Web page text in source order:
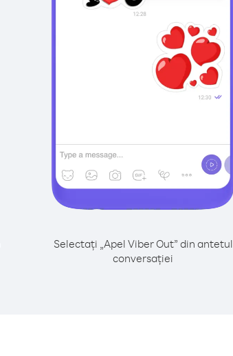
Selectați „Apel Viber Out” din antetul
conversației